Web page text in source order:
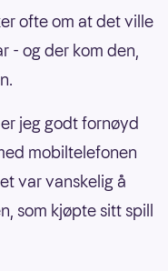
ofte om at det ville
- og der kom den,
jeg godt fornøyd
mobiltelefonen
var vanskelig å
som kjøpte sitt spill